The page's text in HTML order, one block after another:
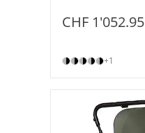
CHF 1'052.95
+1